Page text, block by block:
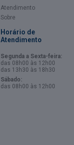
Atendimento
Sobre
Horário de
Atendimento
Segunda a Sexta-feira:
das 08h00 às 12h00
das 13h30 às 18h30
Sábado:
das 08h00 às 12h00